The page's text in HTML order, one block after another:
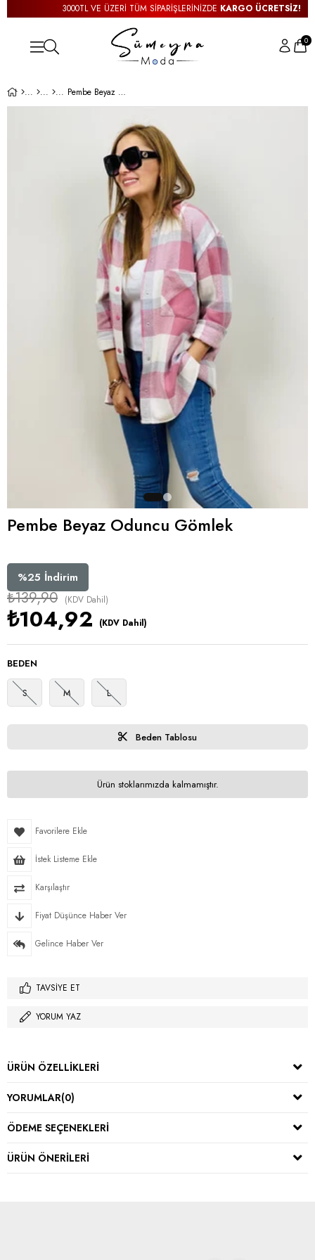
3000TL VE ÜZERİ TÜM SİPARİŞLERİNİZDEKARGO ÜCRETSİZ!
0
Pembe Beyaz Oduncu Gömlek
Pembe Beyaz Oduncu Gömlek
%25 İndirim
₺139,90 (KDV Dahil)
₺104,92 (KDV Dahil)
BEDEN
S M L
Beden Tablosu
Ürün stoklarımızda kalmamıştır.
Favorilere Ekle
İstek Listeme Ekle
Karşılaştır
Fiyat Düşünce Haber Ver
Gelince Haber Ver
TAVSIYE ET
YORUM YAZ
ÜRÜN ÖZELLIKLERI
YORUMLAR(0)
ÖDEME SEÇENEKLERI
ÜRÜN ÖNERILERI